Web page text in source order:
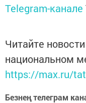
Telegram-канале
Читайте
национальном
https://max.ru/
Безнең телеграм